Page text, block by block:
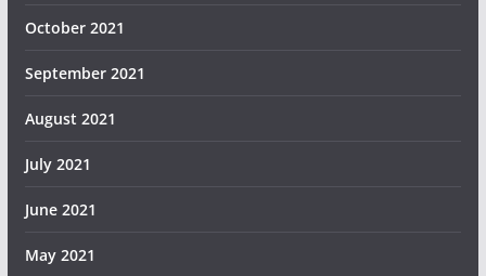
October 2021
September 2021
August 2021
July 2021
June 2021
May 2021